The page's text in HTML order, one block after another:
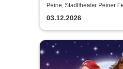
Harmonists - Die
Weihnachtsshow -
Nacht
Peine, Stadttheater Peiner
03.12.2026